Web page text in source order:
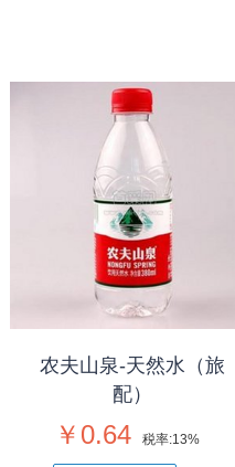
农夫山泉-天然水（旅
配）
￥0.64 税率:13%